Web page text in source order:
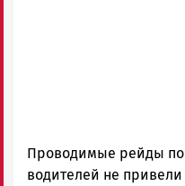
Проводимые рейды
водителей не